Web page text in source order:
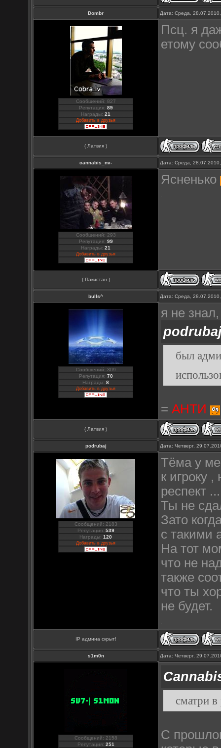
Dombr Дата: Среда,
Сообщений: 827
Репутация: 89
Награды:21
Добавить в друзья
Псц. я
етому
( Латвия )
cannabis_nv- Дата: Среда,
Сообщений: 293
Репутация: 99
Награды:21
Добавить в друзья
Ясненько
( Пакистан )
bulls^ Дата: Среда,
Сообщений: 309
Репутация: 70
Награды:8
Добавить в друзья
я не
был
=АНТИ
( Латвия )
podrubaj Дата: Четверг,
Сообщений: 2183
Репутация: 539
Награды:120
Добавить в друзья
Тёма у
к игроку
респект
Ты не
Зато
с такими
На тот
что не
также
что ты
не будет.
IP админа скрыт!
s1m0n Дата: Четверг,
Сообщений: 2158
Репутация: 251
сматри
С